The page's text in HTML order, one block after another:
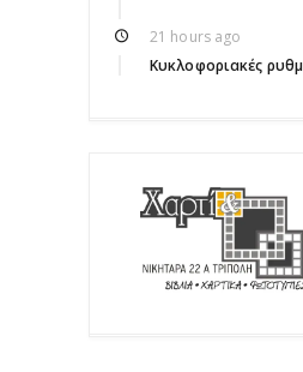
21 hours ago
Κυκλοφοριακές